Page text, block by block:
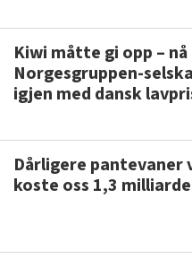
Kiwi måtte gi opp –
Norgesgruppen-
igjen med dansk
Dårligere pantevaner
koste oss 1,3